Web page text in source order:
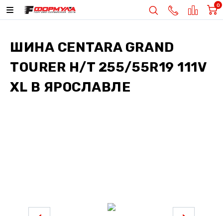
0
ШИНА CENTARA GRAND
TOURER H/T 255/55R19 111V
XL В ЯРОСЛАВЛЕ